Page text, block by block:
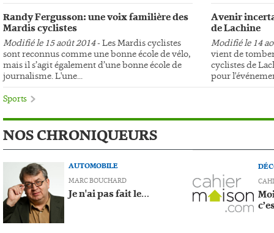
Randy Fergusson: une voix familière des
Mardis cyclistes
Modifié le 15 août 2014- Les Mardis cyclistes
sont reconnus comme une bonne école de vélo,
mais il s’agit également d’une bonne école de
journalisme. L'une...
Avenir
de Lachine
Modifié le 14
vient de
cyclistes de
pour
Sports
NOS CHRONIQUEURS
AUTOMOBILE
MARC BOUCHARD
Je n'ai pas fait le…